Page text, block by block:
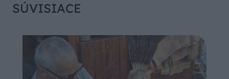
SÚVISIACE